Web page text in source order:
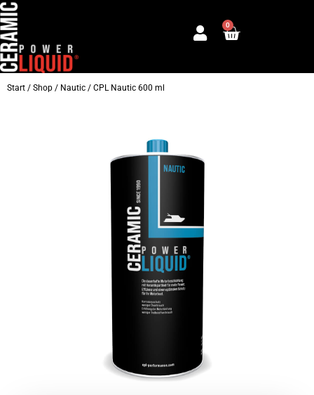
Zum
Inhalt
springen
0
Warenkorb
Start / Shop / Nautic / CPL Nautic 600 ml